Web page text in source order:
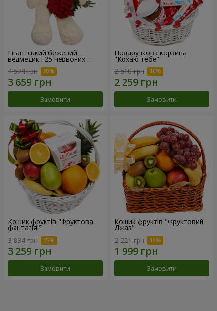
Гігантський бежевий
ведмедик і 25 червоних
троянд
4 574 грн
Замовити
Подарункова корзина
"Кохаю тебе"
2 510 грн
Замовити
Кошик фруктів "Фруктова
фантазія!"
3 834 грн
Замовити
Кошик фруктів "Фруктовий
Джаз"
2 221 грн
Замовити